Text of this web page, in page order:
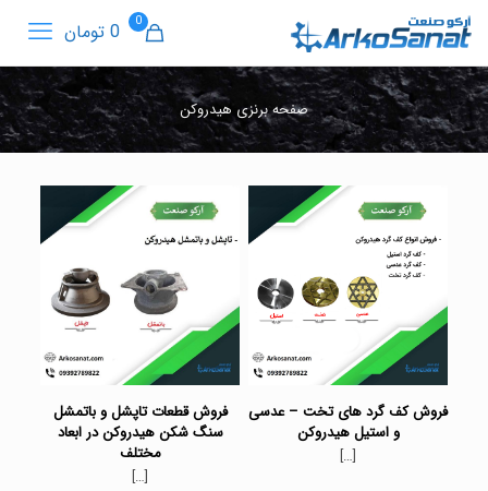
0 0 تومان
صفحه برنزی هیدروکن
فروش کف گرد های تخت – عدسی
و استیل هیدروکن
[…]
فروش قطعات تاپشل و باتمشل
سنگ شکن هیدروکن در ابعاد
مختلف
[…]